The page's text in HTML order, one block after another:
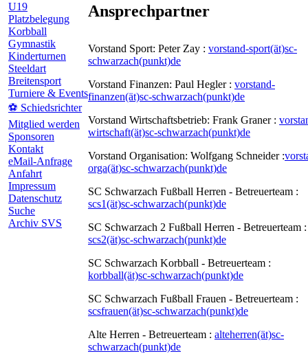
U19
Platzbelegung
Korbball
Gymnastik
Kinderturnen
Steeldart
Breitensport
Turniere & Events
⚽ Schiedsrichter
Mitglied werden
Sponsoren
Kontakt
eMail-Anfrage
Anfahrt
Impressum
Datenschutz
Suche
Archiv SVS
Ansprechpartner
Vorstand Sport: Peter Zay : vorstand-sport(ät)sc-
schwarzach(punkt)de
Vorstand Finanzen: Paul Hegler : vorstand-
finanzen(ät)sc-schwarzach(punkt)de
Vorstand Wirtschaftsbetrieb: Frank Graner :
wirtschaft(ät)sc-schwarzach(punkt)de
Vorstand Organisation: Wolfgang Schneider :
orga(ät)sc-schwarzach(punkt)de
SC Schwarzach Fußball Herren - Betreuerteam :
scs1(ät)sc-schwarzach(punkt)de
SC Schwarzach 2 Fußball Herren - Betreuerteam :
scs2(ät)sc-schwarzach(punkt)de
SC Schwarzach Korbball - Betreuerteam :
korbball(ät)sc-schwarzach(punkt)de
SC Schwarzach Fußball Frauen - Betreuerteam :
scsfrauen(ät)sc-schwarzach(punkt)de
Alte Herren - Betreuerteam : alteherren(ät)sc-
schwarzach(punkt)de